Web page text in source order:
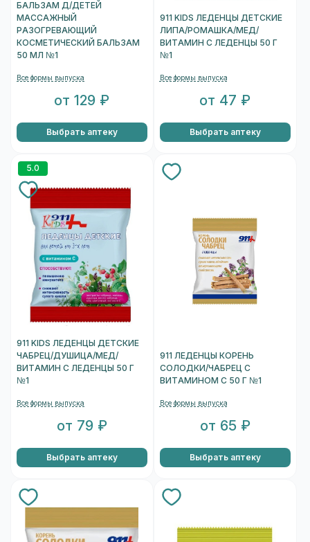
БАЛЬЗАМ Д/ДЕТЕЙ
МАССАЖНЫЙ
РАЗОГРЕВАЮЩИЙ
КОСМЕТИЧЕСКИЙ БАЛЬЗАМ
50 МЛ №1
Все формы выпуска
от 129 ₽
Выбрать аптеку
911 KIDS ЛЕДЕНЦЫ ДЕТСКИЕ
ЛИПА/РОМАШКА/МЕД/
ВИТАМИН С ЛЕДЕНЦЫ 50 Г
№1
Все формы выпуска
от 47 ₽
Выбрать аптеку
5.0
911 KIDS ЛЕДЕНЦЫ ДЕТСКИЕ
ЧАБРЕЦ/ДУШИЦА/МЕД/
ВИТАМИН С ЛЕДЕНЦЫ 50 Г
№1
Все формы выпуска
от 79 ₽
Выбрать аптеку
911 ЛЕДЕНЦЫ КОРЕНЬ
СОЛОДКИ/ЧАБРЕЦ С
ВИТАМИНОМ С 50 Г №1
Все формы выпуска
от 65 ₽
Выбрать аптеку